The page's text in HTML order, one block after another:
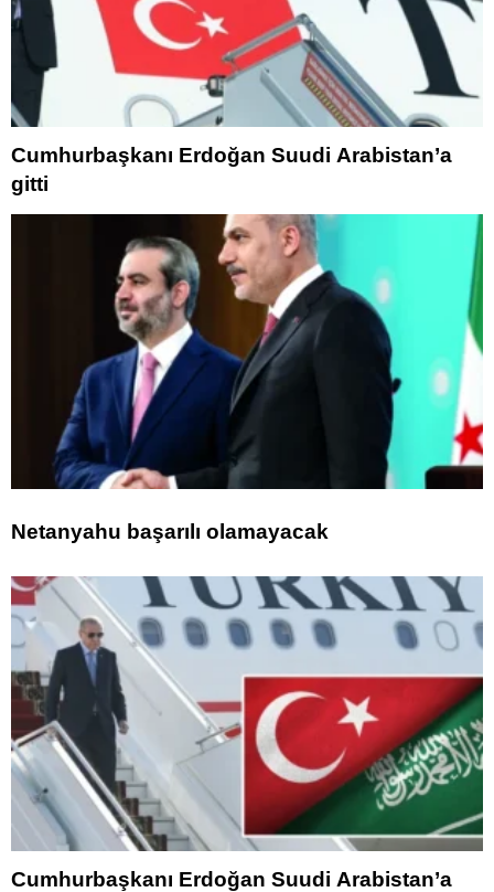
Cumhurbaşkanı Erdoğan Suudi Arabistan’a
gitti
Netanyahu başarılı olamayacak
Cumhurbaşkanı Erdoğan Suudi Arabistan’a